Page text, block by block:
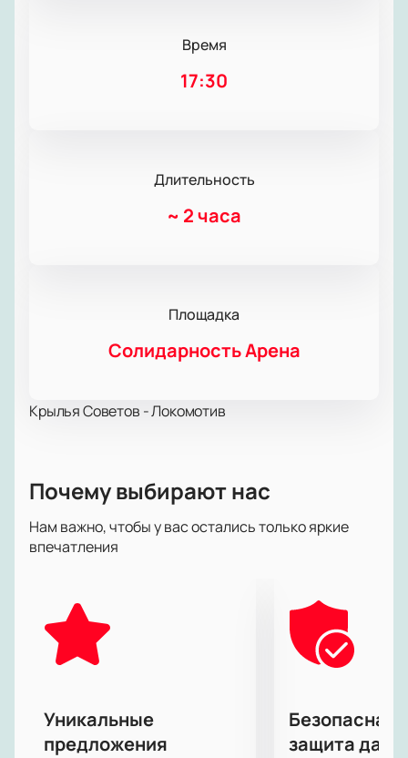
Время
17:30
Длительность
~ 2 часа
Площадка
Солидарность Арена
Крылья Советов - Локомотив
Почему выбирают нас
Нам важно, чтобы у вас остались только яркие
впечатления
Уникальные
предложения
Безопасная
защита